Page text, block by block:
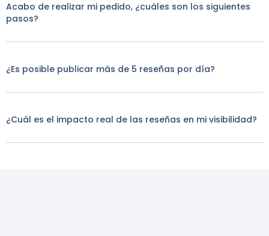
Acabo de realizar mi pedido, ¿cuáles son los siguientes
pasos?
¿Es posible publicar más de 5 reseñas por día?
¿Cuál es el impacto real de las reseñas en mi visibilidad?